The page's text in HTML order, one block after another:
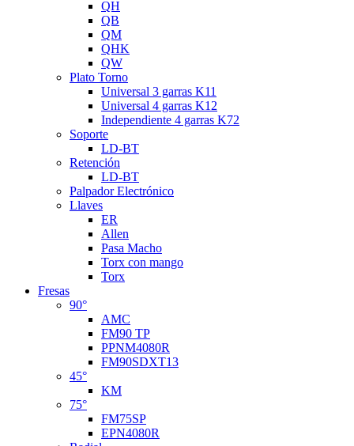
QH
QB
QM
QHK
QW
Plato Torno
Universal 3 garras K11
Universal 4 garras K12
Independiente 4 garras K72
Soporte
LD-BT
Retención
LD-BT
Palpador Electrónico
Llaves
ER
Allen
Pasa Macho
Torx con mango
Torx
Fresas
90°
AMC
FM90 TP
PPNM4080R
FM90SDXT13
45°
KM
75°
FM75SP
EPN4080R